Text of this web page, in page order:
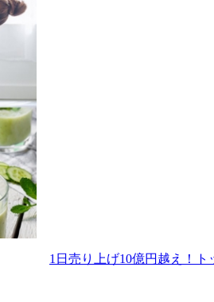
1日売り上げ10億円越え！